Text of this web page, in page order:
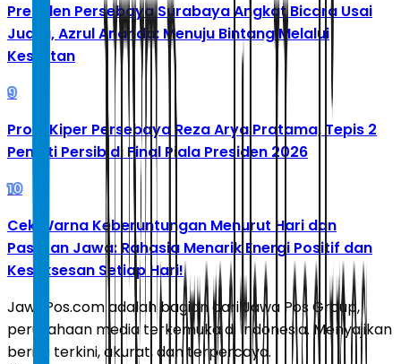
Presiden Persebaya Surabaya Angkat Bicara Usai
Juara, Azrul Ananda: Menuju Bintang Melalui
Kesulitan
9
Profil Kiper Persebaya Reza Arya Pratama, Tepis 2
Penalti Persib di Final Piala Presiden 2026
10
Cek Warna Keberuntungan Menurut Hari dan
Pasaran Jawa: Rahasia Menarik Energi Positif dan
Kesuksesan Setiap Hari!
JawaPos.com adalah bagian dari Jawa Pos Group,
perusahaan media terkemuka di Indonesia. Menyajikan
berita terkini, akurat, dan terpercaya.